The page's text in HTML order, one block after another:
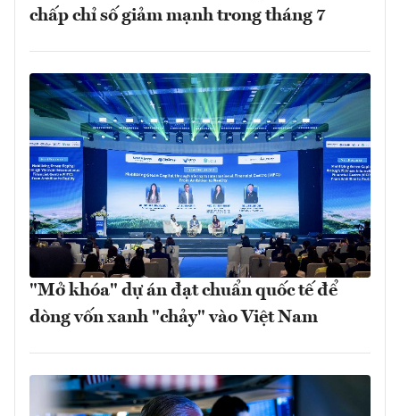
chấp chỉ số giảm mạnh trong tháng 7
"Mở khóa" dự án đạt chuẩn quốc tế để
dòng vốn xanh "chảy" vào Việt Nam